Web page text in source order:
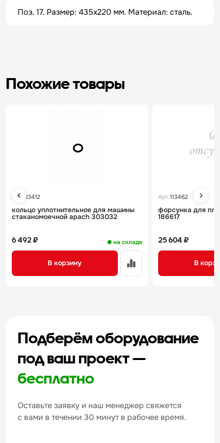
Поз. 17. Размер: 435x220 мм. Материал: сталь.
Похожие товары
Арт. 113412
кольцо уплотнительное для машины
стаканомоечной apach 303032
на складе
6 492 ₽
В корзину
Арт.113462
форсунка для
186617
25 604 ₽
В
Подберём оборудование
под ваш проект —
бесплатно
Оставьте заявку и наш менеджер свяжется
с вами в течении 30 минут в рабочее время.